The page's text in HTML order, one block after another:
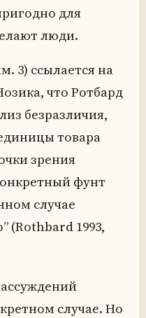
для
люди.
3) ссылается на
что Ротбард
безразличия,
товара
зрения
фунт
случае
(Rothbard 1993,
случае. Но